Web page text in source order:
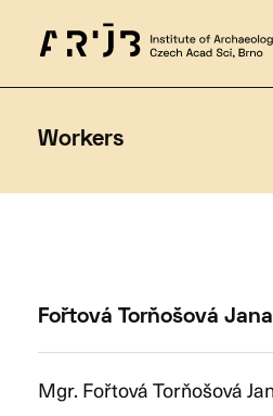
Workers
Fořtová Torňošová Jana
Mgr. Fořtová Torňošová